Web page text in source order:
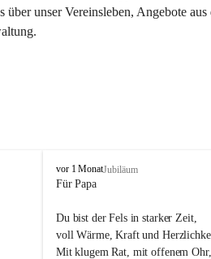
unser Vereinsleben, Angebote aus
O
s
i
vor 1 MonatJubiläum
Für Papa
Du bist der Fels in starker Zeit,
voll Wärme, Kraft und
Mit klugem Rat, mit offenem Ohr,